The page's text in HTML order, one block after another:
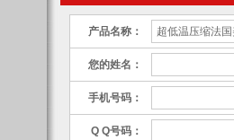
产品名称：
您的姓名：
手机号码：
Q Q号码：